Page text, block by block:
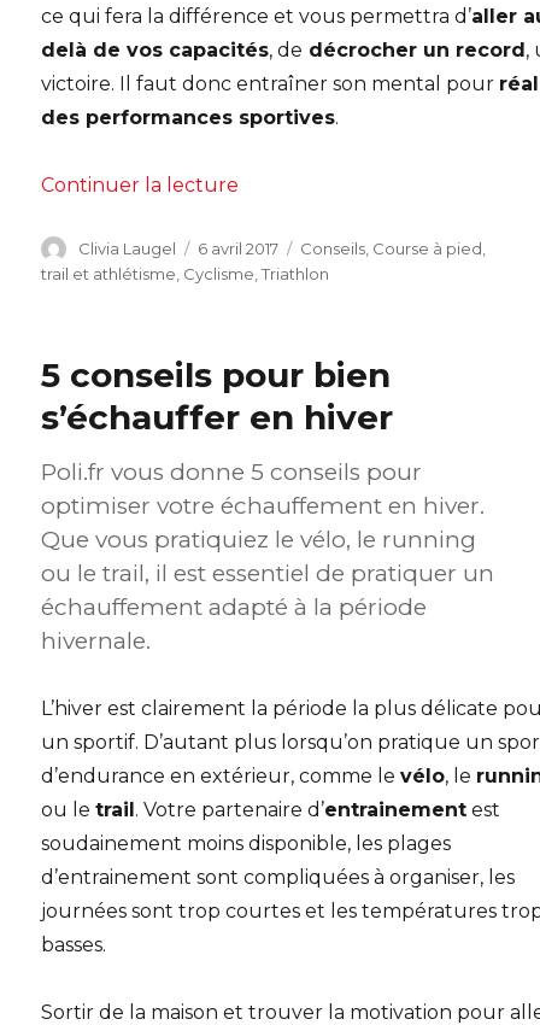
ce qui fera la différence et vous permettra d’aller
delà de vos capacités, de décrocher un record ,
victoire. Il faut donc entraîner son mental pour
des performances sportives.
Continuer la lecture
Auteur
Clivia Laugel
Publié
le
6 avril 2017 Catégories
Conseils Course à pied,
trail et athlétisme, Cyclisme,Triathlon
5 conseils pour bien
s’échauffer en hiver
Poli.fr vous donne 5 conseils pour
optimiser votre échauffement en hiver.
Que vous pratiquiez le vélo, le running
ou le trail, il est essentiel de pratiquer un
échauffement adapté à la période
hivernale.
L’hiver est clairement la période la plus délicate
un sportif. D’autant plus lorsqu’on pratique un
d’endurance en extérieur, comme levélo, le
ou letrail . Votre partenaire d’entrainement est
soudainement moins disponible, les plages
d’entrainement sont compliquées à organiser, les
journées sont trop courtes et les températures
basses.
Sortir de la maison et trouver la motivation pour